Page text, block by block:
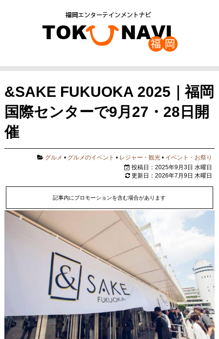
&SAKE FUKUOKA 2025｜福岡
国際センターで9月27・28日開
催
グルメ • グルメのイベント • レジャー・観光 • イベント・お祭り
投稿日：2025年9月3日 水曜日
更新日：2026年7月9日 木曜日
記事内にプロモーションを含む場合があります